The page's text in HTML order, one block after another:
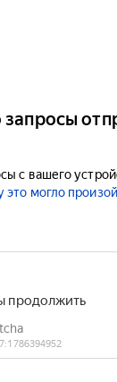
с вашего
это могло